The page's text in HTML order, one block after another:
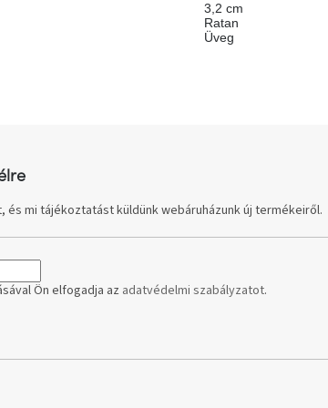
3,2 cm
Ratan
Üveg
és mi tájékoztatást küldünk webáruházunk új termékeiről.
Ön elfogadja az adatvédelmi szabályzatot.